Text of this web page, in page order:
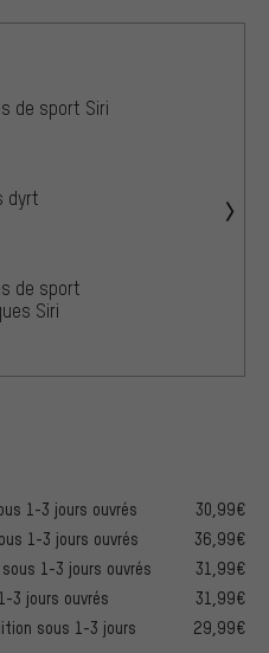
de sport Siri
dyrt
de sport
Siri
1-3 jours ouvrés
30,99€
1-3 jours ouvrés
36,99€
1-3 jours ouvrés
31,99€
3 jours ouvrés
31,99€
sous 1-3 jours
29,99€